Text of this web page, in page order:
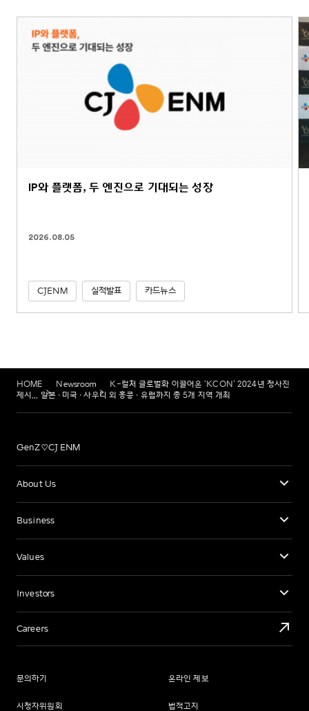
IP와 플랫폼, 두 엔진으로 기대되는 성장
2026.08.05
CJENM 실적발표 카드뉴스
HOME Newsroom
K-컬처 글로벌화 이끌어온 ‘KCON’ 2024년 청사진
제시... 일본•미국•사우디 외 홍콩•유럽까지 총 5개 지역 개최
GenZ♡CJ ENM
About Us
Business
Values
Investors
Careers
문의하기 온라인 제보
시청자위원회 법적고지